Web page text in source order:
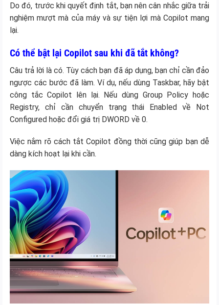
Do đó, trước khi quyết định tắt, bạn nên cân nhắc giữa trải
nghiệm mượt mà của máy và sự tiện lợi mà Copilot mang
lại.
Có thể bật lại Copilot sau khi đã tắt không?
Câu trả lời là có. Tùy cách bạn đã áp dụng, bạn chỉ cần đảo
ngược các bước đã làm. Ví dụ, nếu dùng Taskbar, hãy bật
công tắc Copilot lên lại. Nếu dùng Group Policy hoặc
Registry, chỉ cần chuyển trạng thái Enabled về Not
Configured hoặc đổi giá trị DWORD về 0.
Việc nắm rõ cách tắt Copilot đồng thời cũng giúp bạn dễ
dàng kích hoạt lại khi cần.